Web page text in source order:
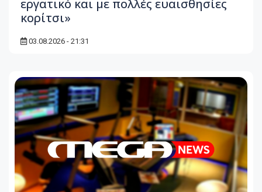
εργατικό και με πολλές ευαισθησίες
κορίτσι»
03.08.2026 - 21:31